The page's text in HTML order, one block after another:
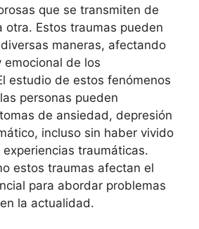
que se transmiten de
otra. Estos traumas pueden
maneras, afectando
emocional de los
estudio de estos fenómenos
personas pueden
de ansiedad, depresión
incluso sin haber vivido
traumáticas.
estos traumas afectan el
para abordar problemas
la actualidad.